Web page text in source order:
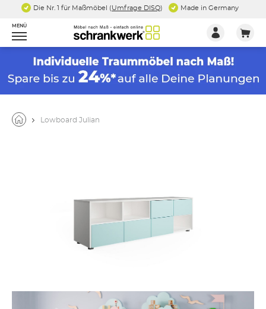
Die Nr. 1 für Maßmöbel (Umfrage DISQ) Made in Germany
MENÜ
Lowboard Julian